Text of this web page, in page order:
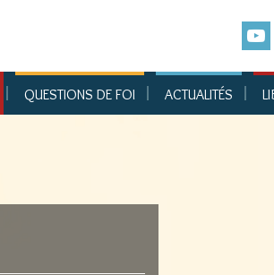
QUESTIONS DE FOI ACTUALITÉS